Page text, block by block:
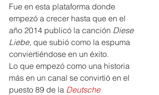
Fue en esta plataforma donde
empezó a crecer hasta que en el
año 2014 publicó la canción Diese
Liebe, que subió como la espuma
conviertiéndose en un éxito.
Lo que empezó como una historia
más en un canal se convirtió en el
puesto 89 de la Deutsche